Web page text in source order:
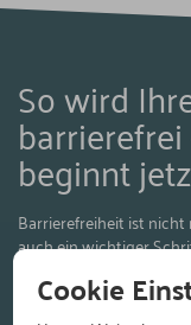
So wird
beginnt
Barrierefreiheit ist
auch ein wichtiger
entsprechend den
Verordnung (EAA) zu
Cookie